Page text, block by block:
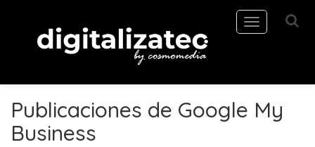
Toggle
navigation
Publicaciones de Google My
Business